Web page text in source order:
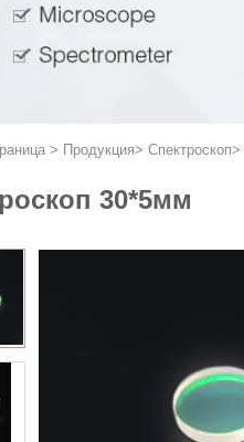
> Продукция> Спектроскоп>
30*5мм